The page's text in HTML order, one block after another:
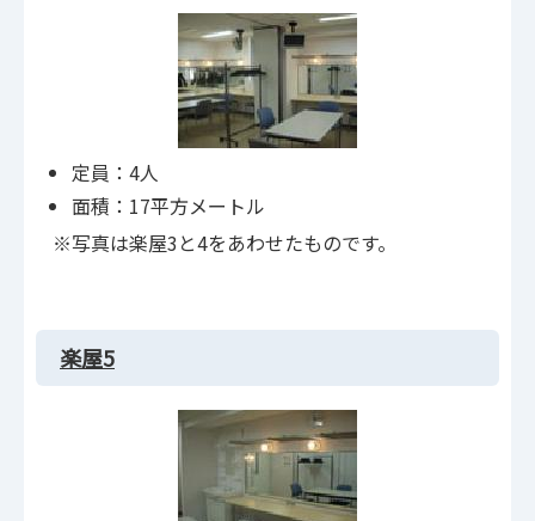
定員：4人
面積：17平方メートル
※写真は楽屋3と4をあわせたものです。
楽屋5